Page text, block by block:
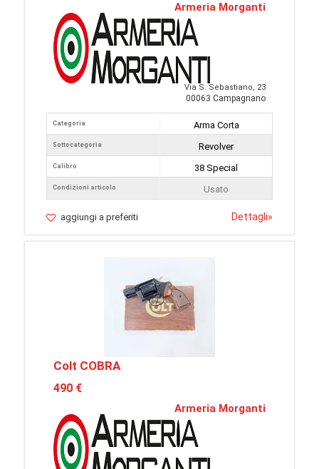
Armeria Morganti
Via S. Sebastiano, 23
00063 Campagnano
Categoria
Sottocategoria
Calibro
Condizioni articolo
Arma Corta
Revolver
38 Special
Usato
aggiungi a preferiti Dettagli»
Colt COBRA
490 €
Armeria Morganti